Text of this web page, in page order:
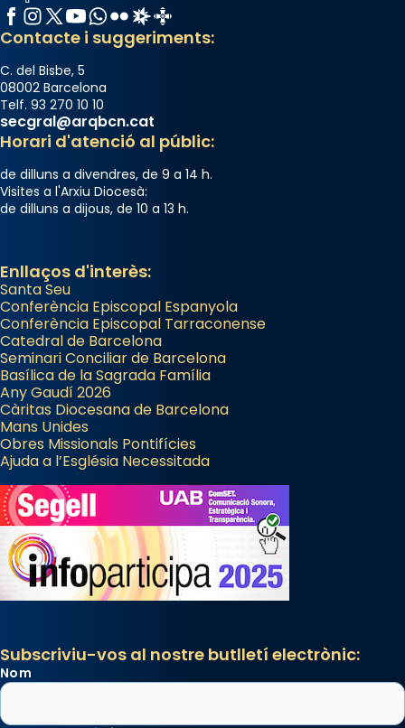
Facebook
Instagram
X / Twitter
YouTube
WhatsApp
FlickrRadio Estel
Catalunya Cristiana
Contacte i suggeriments:
C. del Bisbe, 5
08002 Barcelona
Telf. 93 270 10 10
secgral@arqbcn.cat
Horari d'atenció al públic:
de dilluns a divendres, de 9 a 14 h.
Visites a l'Arxiu Diocesà:
de dilluns a dijous, de 10 a 13 h.
Enllaços d'interès:
Santa Seu
Conferència Episcopal Espanyola
Conferència Episcopal Tarraconense
Catedral de Barcelona
Seminari Conciliar de Barcelona
Basílica de la Sagrada Família
Any Gaudí 2026
Càritas Diocesana de Barcelona
Mans Unides
Obres Missionals Pontifícies
Ajuda a l’Església Necessitada
Subscriviu-vos al nostre butlletí electrònic:
Nom